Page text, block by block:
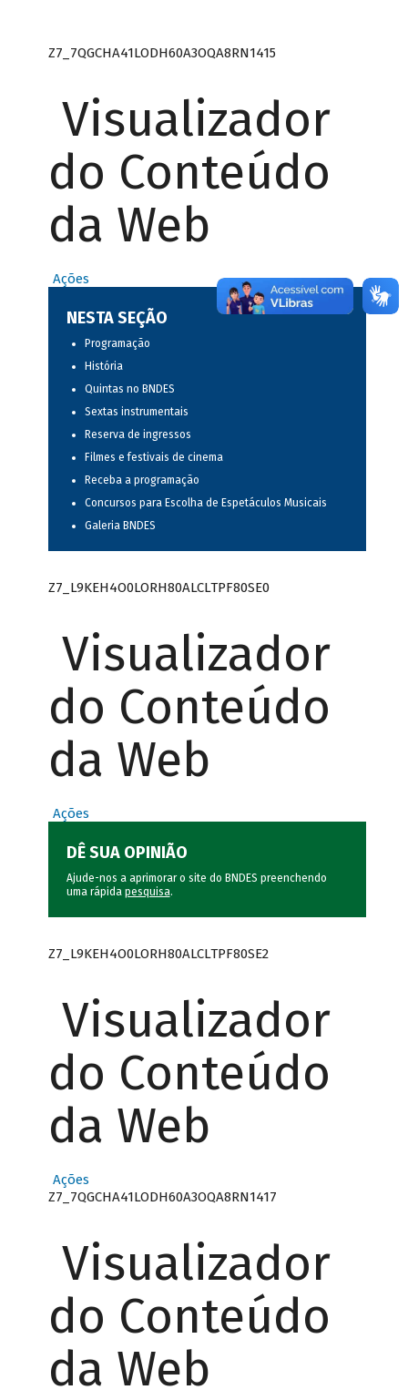
Z7_7QGCHA41LODH60A3OQA8RN1415
Visualizador
do Conteúdo
da Web
Ações
NESTA SEÇÃO
Programação
História
Quintas no BNDES
Sextas instrumentais
Reserva de ingressos
Filmes e festivais de cinema
Receba a programação
Concursos para Escolha de Espetáculos Musicais
Galeria BNDES
Z7_L9KEH4O0LORH80ALCLTPF80SE0
Visualizador
do Conteúdo
da Web
Ações
DÊ SUA OPINIÃO
Ajude-nos a aprimorar o site do BNDES preenchendo
uma rápida pesquisa.
Z7_L9KEH4O0LORH80ALCLTPF80SE2
Visualizador
do Conteúdo
da Web
Ações
Z7_7QGCHA41LODH60A3OQA8RN1417
Visualizador
do Conteúdo
da Web